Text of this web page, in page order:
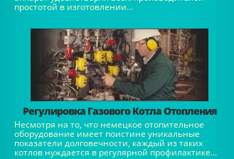
простотой в изготовлении...
Регулировка Газового Котла Отопления
Несмотря на то, что немецкое отопительное
оборудование имеет поистине уникальные
показатели долговечности, каждый из таких
котлов нуждается в регулярной профилактике...